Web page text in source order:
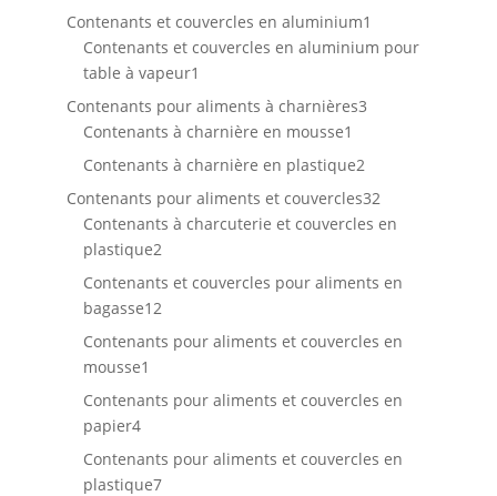
produit
Contenants et couvercles en aluminium1
produit
Contenants et couvercles en aluminium pour
table à vapeur1
produit
Contenants pour aliments à charnières33
Contenants à charnière en mousse1
produit
Contenants à charnière en plastique22
produits
Contenants pour aliments et couvercles3232
produits
Contenants à charcuterie et couvercles en
plastique22
produits
Contenants et couvercles pour aliments en
bagasse1212
produits
Contenants pour aliments et couvercles en
mousse1
produit
Contenants pour aliments et couvercles en
papier44
produits
Contenants pour aliments et couvercles en
plastique77